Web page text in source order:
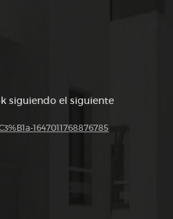
siguiendo el siguiente
1647011768876785